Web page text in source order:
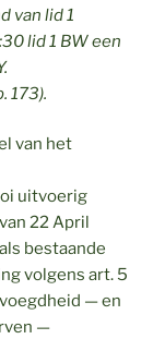
van lid 1
lid 1 BW een
173).
van het
uitvoerig
22 April
bestaande
volgens art. 5
— en
—